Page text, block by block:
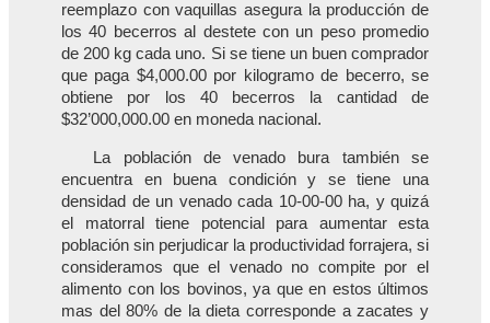
reemplazo con vaquillas asegura la producción de
los 40 becerros al destete con un peso promedio
de 200 kg cada uno. Si se tiene un buen comprador
que paga $4,000.00 por kilogramo de becerro, se
obtiene por los 40 becerros la cantidad de
$32’000,000.00 en moneda nacional.
La población de venado bura también se
encuentra en buena condición y se tiene una
densidad de un venado cada 10-00-00 ha, y quizá
el matorral tiene potencial para aumentar esta
población sin perjudicar la productividad forrajera, si
consideramos que el venado no compite por el
alimento con los bovinos, ya que en estos últimos
mas del 80% de la dieta corresponde a zacates y